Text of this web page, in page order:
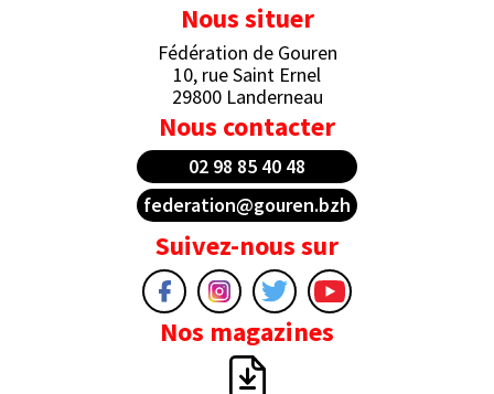
Nous situer
Fédération de Gouren
10, rue Saint Ernel
29800 Landerneau
Nous contacter
02 98 85 40 48
federation@gouren.bzh
Suivez-nous sur
Nos magazines